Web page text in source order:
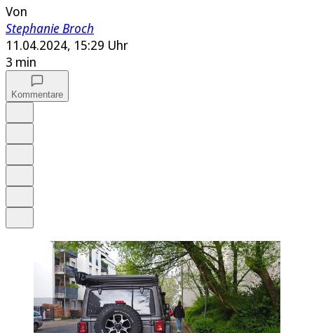
Von
Stephanie Broch
11.04.2024, 15:29 Uhr
3 min
Kommentare